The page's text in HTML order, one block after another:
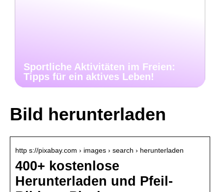
Sportliche Aktivitäten im Freien:
Tipps für ein aktives Leben!
Bild herunterladen
http s://pixabay.com › images › search › herunterladen
400+ kostenlose
Herunterladen und Pfeil-